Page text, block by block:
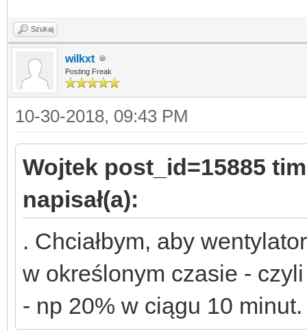
Szukaj
wilkxt
Posting Freak
10-30-2018, 09:43 PM
Wojtek post_id=15885
napisał(a):
. Chciałbym, aby
w określonym czasie -
- np 20% w ciągu 10 minut.